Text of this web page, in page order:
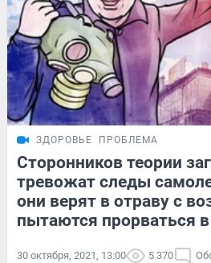
ЗДОРОВЬЕ ПРОБЛЕМА
Сторонников теории
тревожат следы
они верят в отраву с
пытаются прорваться
30 октября, 2021, 13:00 5 370